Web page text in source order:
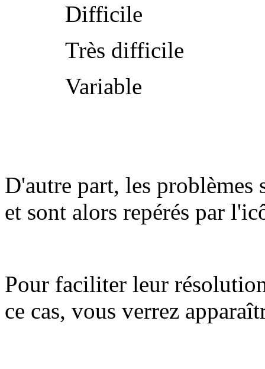
Difficile
Très difficile
Variable
D'autre part, les problèmes
et sont alors repérés par
Pour faciliter leur
ce cas, vous verrez